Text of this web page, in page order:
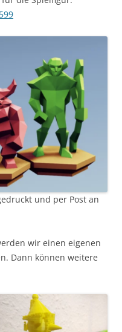
und per Post an
wir einen eigenen
Dann können weitere